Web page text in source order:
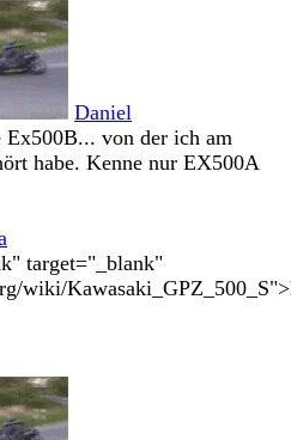
Daniel
Ex500B... von der ich am
habe. Kenne nur EX500A
target="_blank"
wiki/